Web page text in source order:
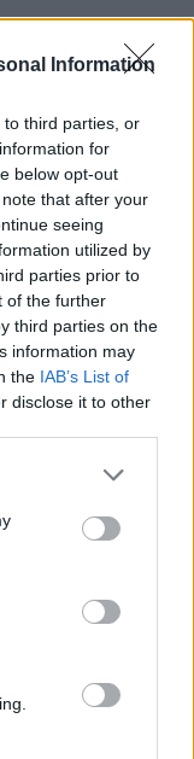
Information
third parties, or
for
below opt-out
that after your
seeing
utilized by
parties prior to
of the further
third parties on the
information may
the IAB’s List of
disclose it to other